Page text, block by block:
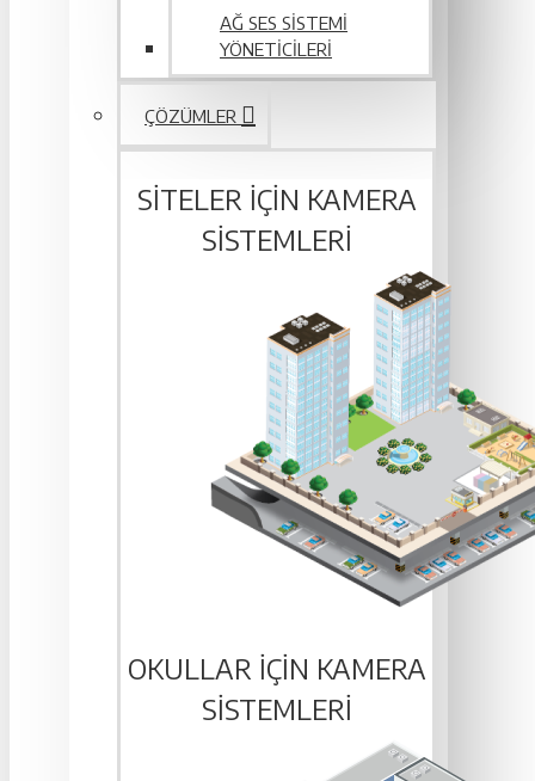
AĞ SES SISTEMI
YÖNETICILERI
ÇÖZÜMLER
SITELER IÇIN KAMERA
SISTEMLERI
OKULLAR IÇIN KAMERA
SISTEMLERI